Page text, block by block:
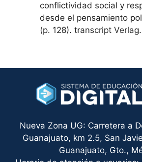
conflictividad social y
desde el pensamiento
(p. 128). transcript Verlag.
Nueva Zona UG: Carretera a
Guanajuato, km 2.5, San
Guanajuato, Gto.,